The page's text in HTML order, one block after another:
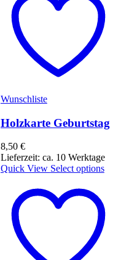
Wunschliste
Holzkarte Geburtstag
8,50 €
Lieferzeit: ca. 10 Werktage
Quick View Select options